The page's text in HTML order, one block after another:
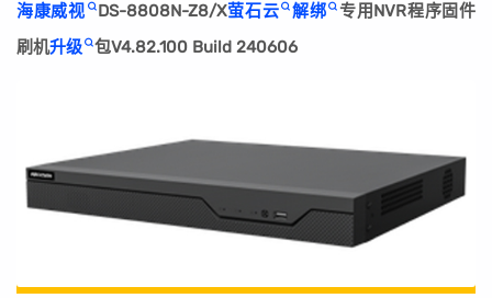
海康威视 DS-8808N-Z8/X萤石云 解绑
专用NVR程序固件
刷机升级 包V4.82.100 Build 240606